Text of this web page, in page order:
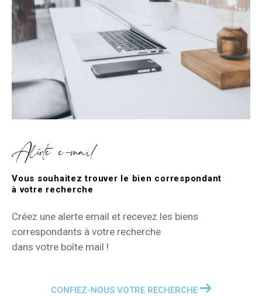
Alerte e-mail
Vous souhaitez trouver le bien correspondant
à votre recherche
Créez une alerte email et recevez les biens
correspondants à votre recherche
dans votre boîte mail !
CONFIEZ-NOUS VOTRE RECHERCHE